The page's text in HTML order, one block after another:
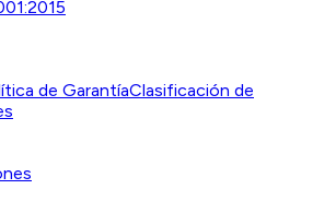
de GarantíaClasificación de